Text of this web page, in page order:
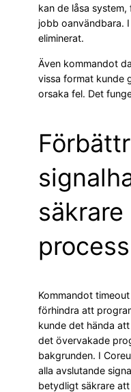
kan de låsa
jobb oanvändbara.
eliminerat.
Även kommandot
vissa format kunde
orsaka fel. Det
säkrare
Kommandot
förhindra att
kunde det hända
det övervakade
bakgrunden. I
alla avslutande
betydligt säkrare